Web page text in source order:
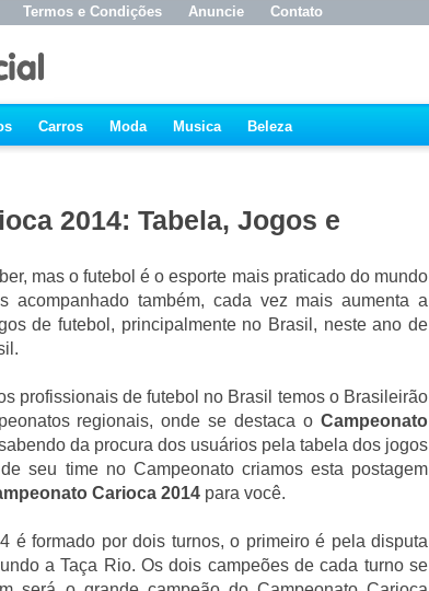
Termos e Condições Anuncie Contato
Carros Moda Musica Beleza
2014: Tabela, Jogos e
mas o futebol é o esporte mais praticado do mundo
acompanhado também, cada vez mais aumenta a
de futebol, principalmente no Brasil, neste ano de
profissionais de futebol no Brasil temos o Brasileirão
regionais, onde se destaca o Campeonato
da procura dos usuários pela tabela dos jogos
seu time no Campeonato criamos esta postagem
Carioca 2014 para você.
é formado por dois turnos, o primeiro é pela disputa
a Taça Rio. Os dois campeões de cada turno se